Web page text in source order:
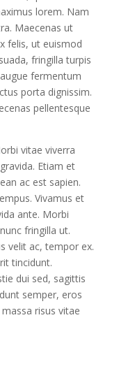
lorem. Nam
Maecenas ut
felis, ut euismod
fringilla turpis
fermentum
porta dignissim.
pellentesque
vitae viverra
Etiam et
ac est sapien.
Vivamus et
ante. Morbi
fringilla ut.
velit ac, tempor ex.
tincidunt.
dui sed, sagittis
semper, eros
risus vitae